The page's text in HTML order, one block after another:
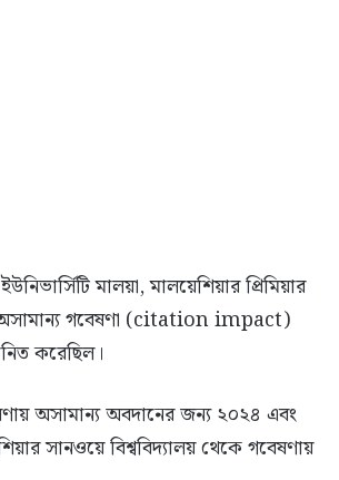
মালয়া, মালয়েশিয়ার প্রিমিয়ার
অসামান্য গবেষণা (citation impact)
করেছিল।
অসামান্য অবদানের জন্য ২০২৪ এবং
সানওয়ে বিশ্ববিদ্যালয় থেকে গবেষণায়